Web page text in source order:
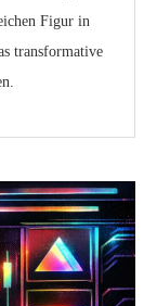
Figur in
transformative